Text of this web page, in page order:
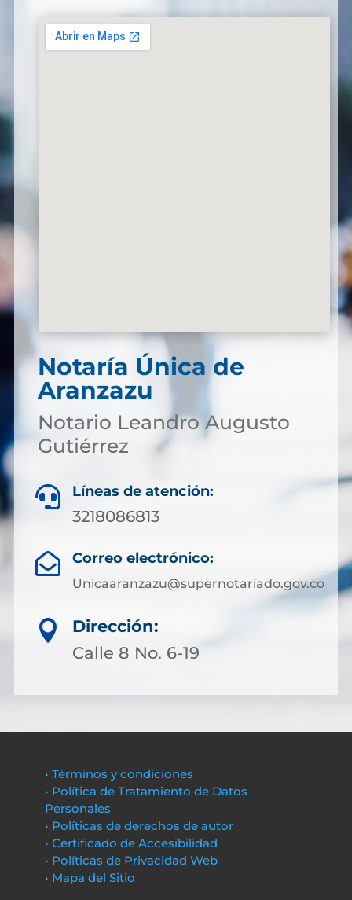
Notaría Única de
Aranzazu
Notario Leandro Augusto
Gutiérrez
 Líneas de atención:
3218086813
 Correo electrónico:
Unicaaranzazu@supernotariado.gov.co

Dirección:
Calle 8 No. 6-19
• Términos y condiciones
• Política de Tratamiento de Datos
Personales
• Políticas de derechos de autor
• Certificado de Accesibilidad
• Políticas de Privacidad Web
• Mapa del Sitio